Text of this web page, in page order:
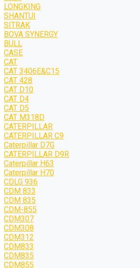
LONGKING
SHANTUI
SITRAK
BOVA SYNERGY
BULL
CASE
CAT
CAT 3406E&C15
CAT 428
CAT D10
CAT D4
CAT D5
CAT M318D
CATERPILLAR
CATERPILLAR C9
Caterpillar D7G
CATERPILLAR D9R
Caterpillar H63
Caterpillar H70
CDLG 936
CDM 833
CDM 835
CDM-855
CDM307
CDM308
CDM312
CDM833
CDM835
CDM855